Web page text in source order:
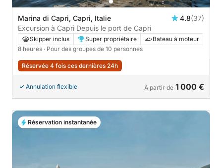
Marina di Capri, Capri, Italie 4.8(37)
Excursion à Capri Depuis le port de Capri
Skipper inclus Super propriétaire
Bateau à moteur
8 heures · Pour des groupes de 10 personnes
Réservée 4 fois ces dernières 24h
Annulation flexible À partir de 1 000 €
Réservation instantanée